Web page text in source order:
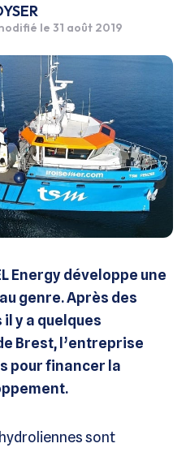
le 31 août 2019
Energy développe une
genre. Après des
y a quelques
Brest, l’entreprise
pour financer la
sont